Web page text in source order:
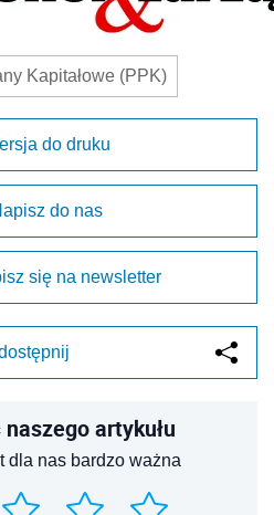
Kapitałowe (PPK)
do druku
do nas
się na newsletter
artykułu
dla nas bardzo ważna